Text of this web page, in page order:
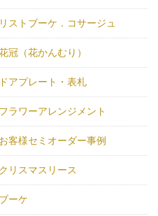
リストブーケ．コサージュ
冠（花かんむり）
ドアプレート・表札
フラワーアレンジメント
お客様セミオーダー事例
クリスマスリース
ブーケ